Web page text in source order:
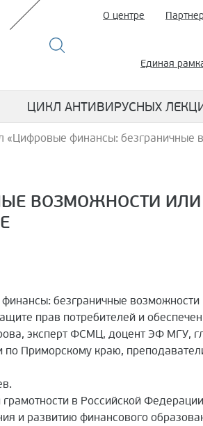
О центре
Единая
ЦИКЛ АНТИВИРУСНЫХ
«Цифровые финансы: безграничные
ВОЗМОЖНОСТИ ИЛИ
безграничные возможности
прав потребителей и
эксперт ФСМЦ, доцент ЭФ МГУ,
Приморскому краю,
в Российской
и развитию финансового